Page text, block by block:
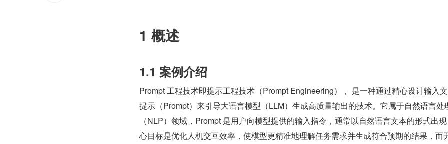
1 概述
1.1 案例介绍
‌Prompt 工程技术即提示工程技术（Prompt Engineering）， 是一种通过精心设计输入
提示（Prompt）来引导大语言模型（LLM）生成高质量输出的技术。它属于自然语言处
（NLP）领域，Prompt 是用户向模型提供的输入指令，通常以自然语言文本的形式出
心目标是优化人机交互效率，使模型更精准地理解任务需求并生成符合预期的结果，而